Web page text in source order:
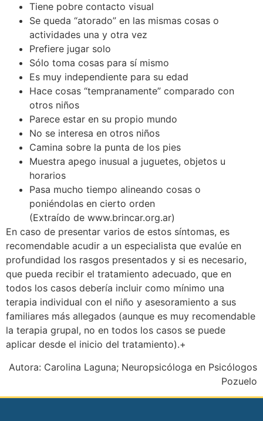
Tiene pobre contacto visual
Se queda “atorado” en las mismas cosas o
actividades una y otra vez
Prefiere jugar solo
Sólo toma cosas para sí mismo
Es muy independiente para su edad
Hace cosas “tempranamente” comparado con
otros niños
Parece estar en su propio mundo
No se interesa en otros niños
Camina sobre la punta de los pies
Muestra apego inusual a juguetes, objetos u
horarios
Pasa mucho tiempo alineando cosas o
poniéndolas en cierto orden
(Extraído de www.brincar.org.ar)
En caso de presentar varios de estos síntomas, es
recomendable acudir a un especialista que evalúe en
profundidad los rasgos presentados y si es necesario,
que pueda recibir el tratamiento adecuado, que en
todos los casos debería incluir como mínimo una
terapia individual con el niño y asesoramiento a sus
familiares más allegados (aunque es muy recomendable
la terapia grupal, no en todos los casos se puede
aplicar desde el inicio del tratamiento).+
Autora: Carolina Laguna; Neuropsicóloga en Psicólogos
Pozuelo